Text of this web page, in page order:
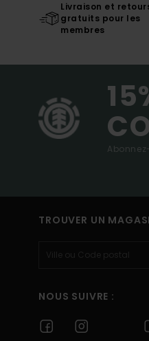
Livraison et
gratuits pour les
membres
TROUVER UN
NOUS SUIVRE :